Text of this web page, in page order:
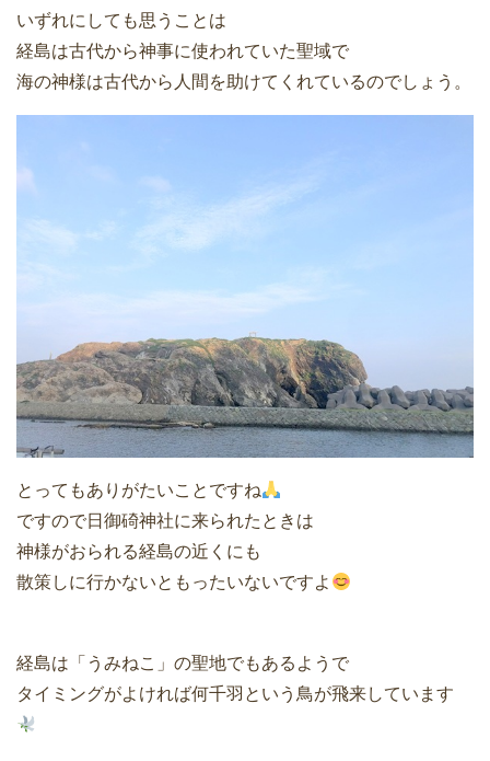
いずれにしても思うことは
経島は古代から神事に使われていた聖域で
海の神様は古代から人間を助けてくれているのでしょう。
とってもありがたいことですね
ですので日御碕神社に来られたときは
神様がおられる経島の近くにも
散策しに行かないともったいないですよ
経島は「うみねこ」の聖地でもあるようで
タイミングがよければ何千羽という鳥が飛来しています